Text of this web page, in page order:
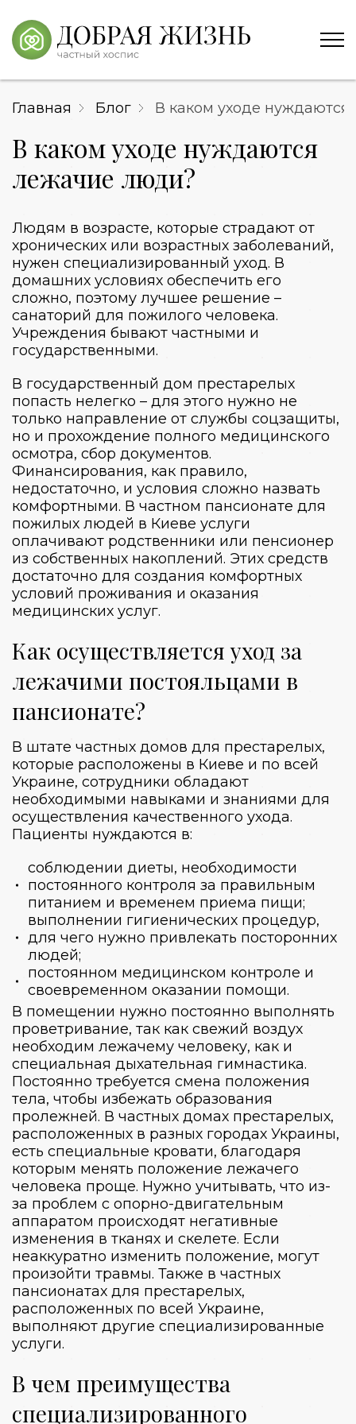
Главная Блог В каком уходе
В каком уходе нуждаются
лежачие люди?
Людям в возрасте, которые страдают от
хронических или возрастных заболеваний,
нужен специализированный уход. В
домашних условиях обеспечить его
сложно, поэтому лучшее решение –
санаторий для пожилого человека.
Учреждения бывают частными и
государственными.
В государственный дом престарелых
попасть нелегко – для этого нужно не
только направление от службы соцзащиты,
но и прохождение полного медицинского
осмотра, сбор документов.
Финансирования, как правило,
недостаточно, и условия сложно назвать
комфортными. В частном пансионате для
пожилых людей в Киеве услуги
оплачивают родственники или пенсионер
из собственных накоплений. Этих средств
достаточно для создания комфортных
условий проживания и оказания
медицинских услуг.
Как осуществляется уход за
лежачими постояльцами в
пансионате?
В штате частных домов для престарелых,
которые расположены в Киеве и по всей
Украине, сотрудники обладают
необходимыми навыками и знаниями для
осуществления качественного ухода.
Пациенты нуждаются в:
соблюдении диеты, необходимости
постоянного контроля за правильным
питанием и временем приема пищи;
выполнении гигиенических процедур,
для чего нужно привлекать посторонних
людей;
постоянном медицинском контроле и
своевременном оказании помощи.
В помещении нужно постоянно выполнять
проветривание, так как свежий воздух
необходим лежачему человеку, как и
специальная дыхательная гимнастика.
Постоянно требуется смена положения
тела, чтобы избежать образования
пролежней. В частных домах престарелых,
расположенных в разных городах Украины,
есть специальные кровати, благодаря
которым менять положение лежачего
человека проще. Нужно учитывать, что из-
за проблем с опорно-двигательным
аппаратом происходят негативные
изменения в тканях и скелете. Если
неаккуратно изменить положение, могут
произойти травмы. Также в частных
пансионатах для престарелых,
расположенных по всей Украине,
выполняют другие специализированные
услуги.
В чем преимущества
специализированного